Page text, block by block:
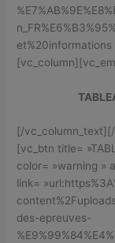
[/
[vc_btn title=
color= »warning »
link=
des-epreuves-